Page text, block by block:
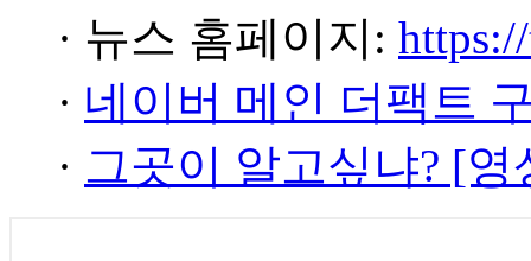
· 뉴스 홈페이지:
· 네이버 메인 더팩트
· 그곳이 알고싶냐? [